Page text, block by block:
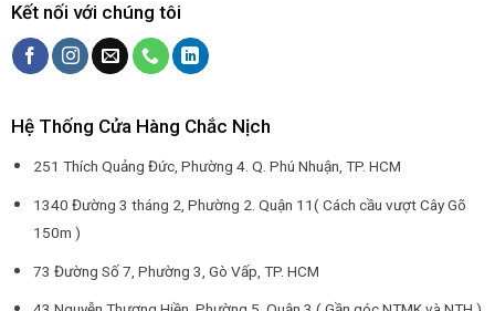
Kết nối với chúng tôi
Hệ Thống Cửa Hàng Chắc Nịch
251 Thích Quảng Đức, Phường 4. Q. Phú Nhuận, TP. HCM
1340 Đường 3 tháng 2, Phường 2. Quận 11( Cách cầu vượt Cây Gõ
150m )
73 Đường Số 7, Phường 3, Gò Vấp, TP. HCM